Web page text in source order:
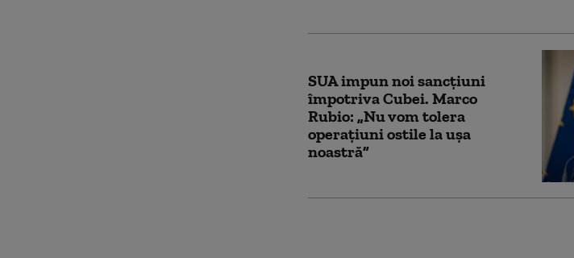
SUA impun noi sancţiuni
împotriva Cubei. Marco
Rubio: „Nu vom tolera
operaţiuni ostile la uşa
noastră”